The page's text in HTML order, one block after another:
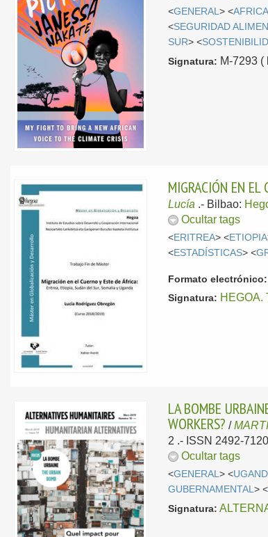
<GENERAL> <
<SEGURIDAD
SUR> <
Signatura: M-7293 (
MIGRACIÓN EN EL
Lucía .- Bilbao:
Ocultar tags
<ERITREA> <ETIOPIA
<ESTADÍSTICAS> <
Formato electrónico:
Signatura: HEGOA.
LA BOMBE
WORKERS? /
2 .- ISSN 2492-
Ocultar tags
<GENERAL> <
GUBERNAMENTAL> <
Signatura: